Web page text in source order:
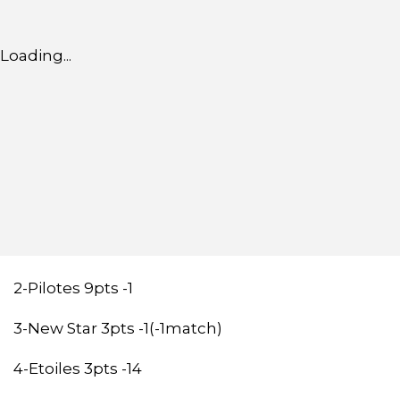
Loading...
2-Pilotes 9pts -1
3-New Star 3pts -1(-1match)
4-Etoiles 3pts -14